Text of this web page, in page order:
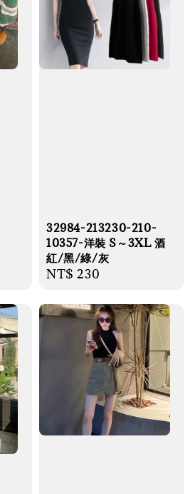
32984-213230-210-
10357-洋裝 S～3XL 酒
紅/黑/綠/灰
Regular
NT$ 230